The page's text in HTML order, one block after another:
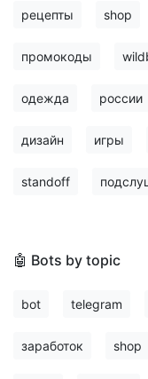
рецепты shop
промокоды
одежда россии
дизайн игры
standoff
🤖 Bots by topic
bot telegram
заработок shop